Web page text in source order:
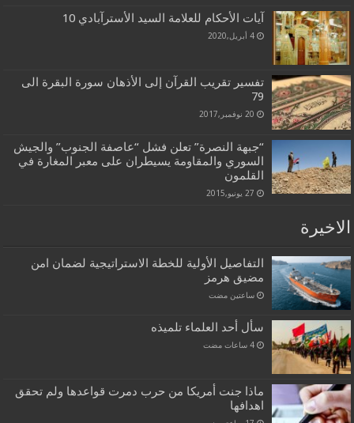
آيات الأحكام للعلامة السيد الأسترآبادي 10
4 أبريل,2020
تفسير تقريب القرآن إلى الأذهان سورة البقرة الى
79
20 نوفمبر,2017
“جبهة النصرة” تعلن فشل “عاصفة الجنوب” والجيش
السوري والمقاومة يسيطران على معبر المغارة في
القلمون
27 يونيو,2015
الاخيرة
التفاصيل الأولية للخطة الاستراتيجية لضمان امن
مضيق هرمز
‏ساعتين مضت
سأل أحد العلماء تلميذه
‏4 ساعات مضت
ماذا جنت أمريكا من حرب دمرت قواعدها ولم تحقق
اهدافها